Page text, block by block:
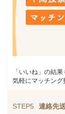
「いいね」の結
気軽にマッチング
STEP5 連絡先